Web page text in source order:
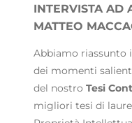
INTERVISTA AD
MATTEO
Abbiamo riassunto
dei momenti
del nostro Tesi
migliori tesi di